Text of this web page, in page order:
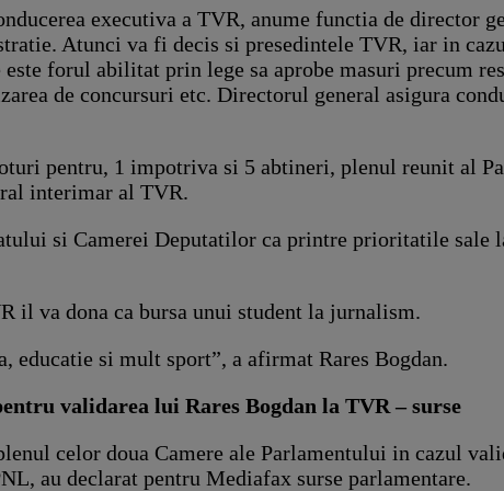
executiva a TVR, anume functia de director
Atunci va fi decis si presedintele TVR, iar in
forul abilitat prin lege sa aprobe masuri precum
de concursuri etc. Directorul general asigura
pentru, 1 impotriva si 5 abtineri, plenul reunit al
interimar al TVR.
si Camerei Deputatilor ca printre prioritatile sale
il va dona ca bursa unui student la jurnalism.
educatie si mult sport”, a afirmat Rares Bogdan.
validarea lui Rares Bogdan la TVR – surse
celor doua Camere ale Parlamentului in cazul
au declarat pentru Mediafax surse parlamentare.